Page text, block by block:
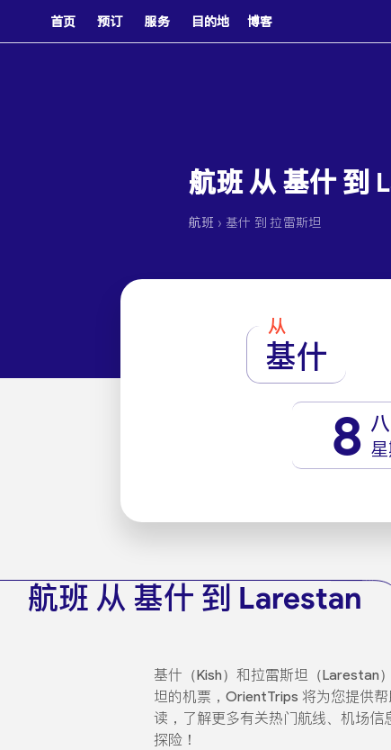
首页 预订 服务 目的地 博客
航班 从 基什 到
航班 › 基什 到 拉雷斯坦
从
基什
8
航班 从 基什 到 Larestan
基什（Kish）和拉雷斯坦（Larestan
坦的机票，OrientTrips 将为您提供
读，了解更多有关热门航线、机场
探险！